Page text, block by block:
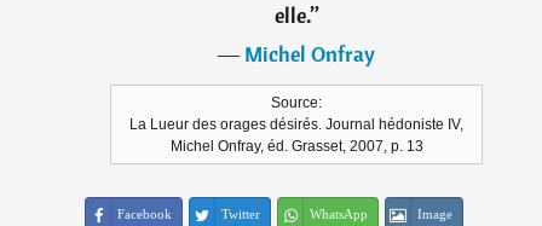
elle.”
―Michel Onfray
Source:
La Lueur des orages désirés. Journal hédoniste IV,
Michel Onfray, éd. Grasset, 2007, p. 13
Facebook Twitter WhatsApp Image